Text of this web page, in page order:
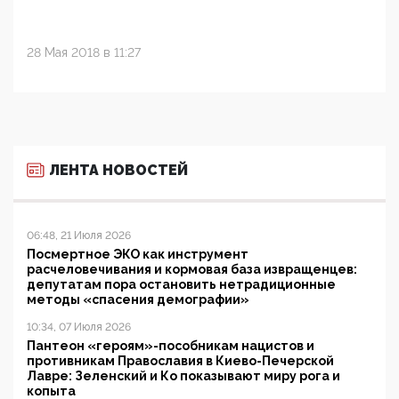
28 Мая 2018 в 11:27
ЛЕНТА НОВОСТЕЙ
06:48, 21 Июля 2026
Посмертное ЭКО как инструмент
расчеловечивания и кормовая база извращенцев:
депутатам пора остановить нетрадиционные
методы «спасения демографии»
10:34, 07 Июля 2026
Пантеон «героям»-пособникам нацистов и
противникам Православия в Киево-Печерской
Лавре: Зеленский и Ко показывают миру рога и
копыта